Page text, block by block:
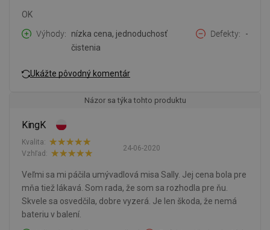
OK
Výhody
nízka cena, jednoduchosť
čistenia
Defekty -
Ukážte pôvodný komentár
Názor sa týka tohto produktu
KingK
24-06-2020
Kvalita:
Vzhľad:
Veľmi sa mi páčila umývadlová misa Sally. Jej cena bola pre
mňa tiež lákavá. Som rada, že som sa rozhodla pre ňu.
Skvele sa osvedčila, dobre vyzerá. Je len škoda, že nemá
bateriu v balení.